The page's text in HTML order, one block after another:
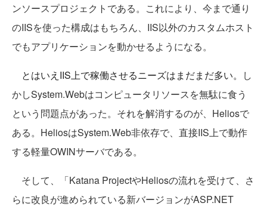
ンソースプロジェクトである。これにより、今まで通り
のIISを使った構成はもちろん、IIS以外のカスタムホスト
でもアプリケーションを動かせるようになる。
とはいえIIS上で稼働させるニーズはまだまだ多い。
し
かしSystem.Webはコンピュータリソースを無駄に食う
という問題点があった。それを解消するのが、Heliosで
ある。HeliosはSystem.Web非依存で、直接IIS上で動作
する軽量OWINサーバである。
そして、「Katana ProjectやHeliosの流れを受けて、さ
らに改良が進められている新バージョンがASP.NET